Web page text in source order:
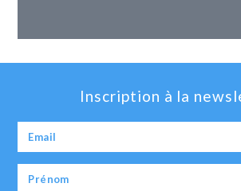
Inscription à la